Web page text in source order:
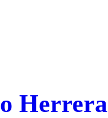
Herrera